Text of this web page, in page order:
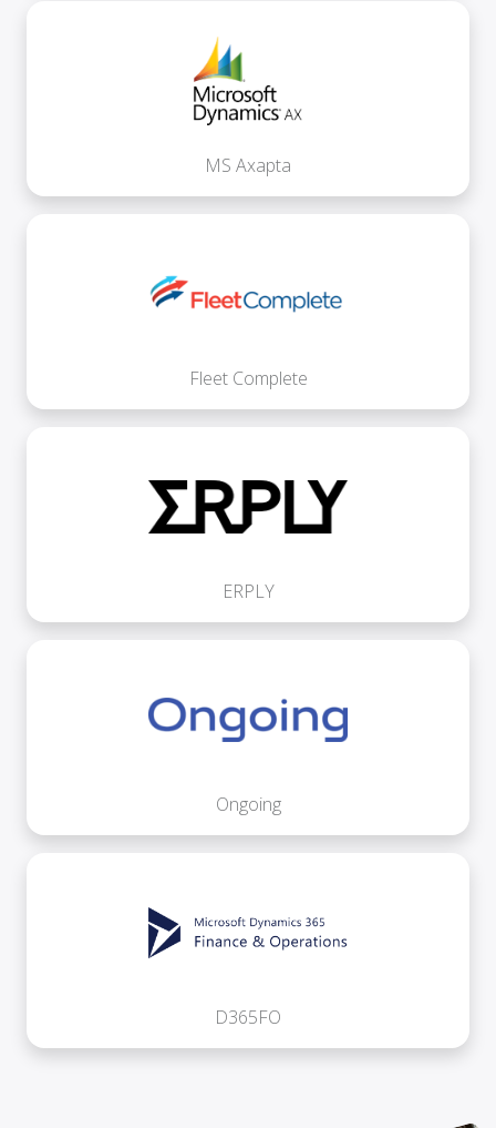
MS Axapta
Fleet Complete
ERPLY
Ongoing
D365FO